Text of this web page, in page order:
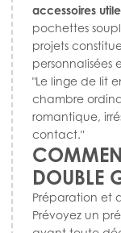
accessoires
pochettes
projets
personnalisées
"Le linge de lit
chambre
romantique,
contact."
DOUBLE
Préparation et
Prévoyez un